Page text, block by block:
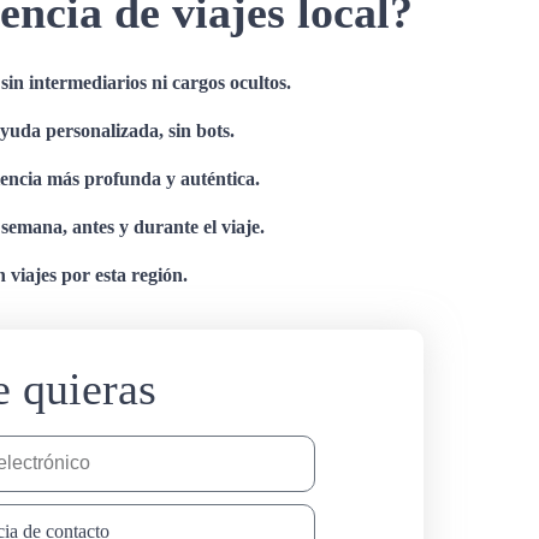
de viajes local?
intermediarios ni cargos ocultos.
personalizada, sin bots.
más profunda y auténtica.
antes y durante el viaje.
viajes por esta región.
quieras